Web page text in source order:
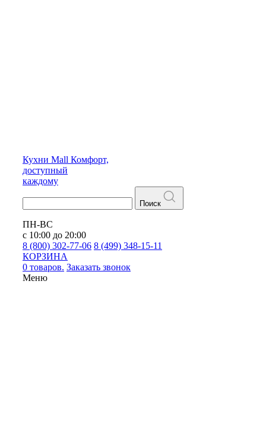
Кухни Mall Комфорт,
доступный
каждому
Поиск
ПН-ВС
с 10:00 до 20:00
8 (800) 302-77-06 8 (499) 348-15-11
КОРЗИНА
0 товаров. Заказать звонок
Меню